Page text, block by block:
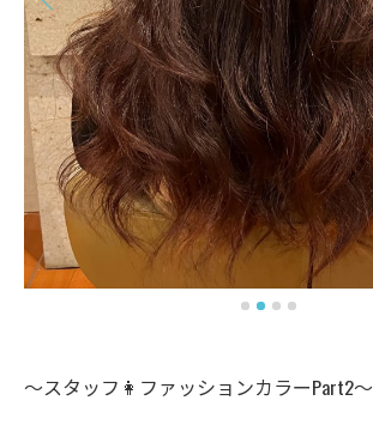
〜スタッフ👩ファッションカラーPart2〜